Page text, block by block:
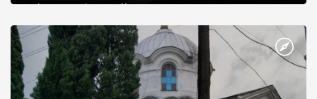
є відданими вірянами Христа